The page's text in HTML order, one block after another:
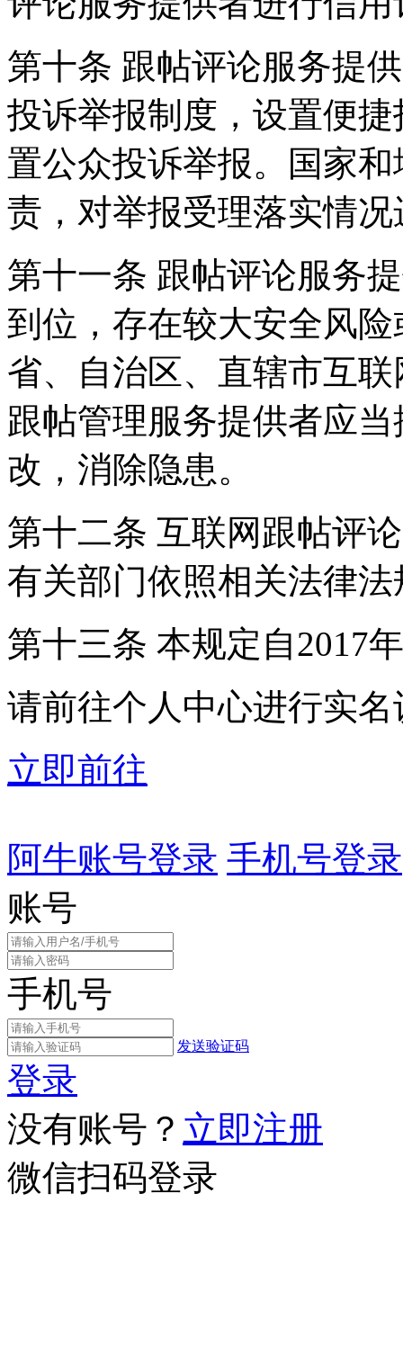
第十条 跟帖评论服务提
投诉举报制度，设置便
置公众投诉举报。国家
责，对举报受理落实情
第十一条 跟帖评论服务
到位，存在较大安全风
省、自治区、直辖市互
跟帖管理服务提供者应
改，消除隐患。
第十二条 互联网跟帖评
有关部门依照相关法律
第十三条 本规定自2017
请前往个人中心进行实名
立即前往
阿牛账号登录 手机号登录
账号
手机号
发送验证码
登录
没有账号？ 立即注册
微信扫码登录